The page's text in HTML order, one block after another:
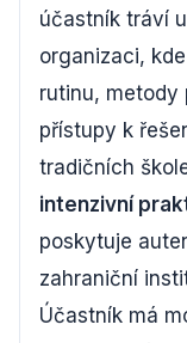
účastník tráví
organizaci,
rutinu, metody
přístupy k
tradičních
intenzivní
poskytuje
zahraniční
Účastník má